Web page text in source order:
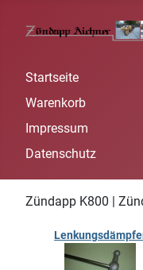
Startseite
Warenkorb
Impressum
Datenschutz
Zündapp K800 |